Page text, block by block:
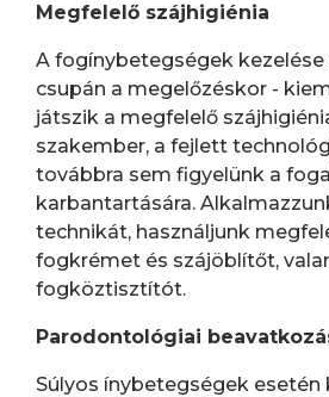
Megfelelő szájhigiénia
A fogínybetegségek kezelése
csupán a megelőzéskor -
játszik a megfelelő
szakember, a fejlett
továbbra sem figyelünk a
karbantartására.
technikát, használjunk
fogkrémet és szájöblítőt,
fogköztisztítót.
Parodontológiai
Súlyos ínybetegségek